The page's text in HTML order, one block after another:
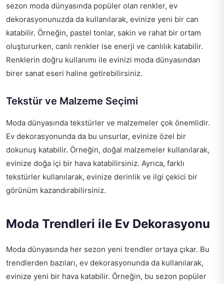
sezon moda dünyasında popüler olan renkler, ev
dekorasyonunuzda da kullanılarak, evinize yeni bir can
katabilir. Örneğin, pastel tonlar, sakin ve rahat bir ortam
oluştururken, canlı renkler ise enerji ve canlılık katabilir.
Renklerin doğru kullanımı ile evinizi moda dünyasından
birer sanat eseri haline getirebilirsiniz.
Tekstür ve Malzeme Seçimi
Moda dünyasında tekstürler ve malzemeler çok önemlidir.
Ev dekorasyonunda da bu unsurlar, evinize özel bir
dokunuş katabilir. Örneğin, doğal malzemeler kullanılarak,
evinize doğa içi bir hava katabilirsiniz. Ayrıca, farklı
tekstürler kullanılarak, evinize derinlik ve ilgi çekici bir
görünüm kazandırabilirsiniz.
Moda Trendleri ile Ev Dekorasyonu
Moda dünyasında her sezon yeni trendler ortaya çıkar. Bu
trendlerden bazıları, ev dekorasyonunda da kullanılarak,
evinize yeni bir hava katabilir. Örneğin, bu sezon popüler